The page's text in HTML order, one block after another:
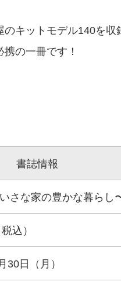
キットモデル140を収
の一冊です！
書誌情報
さな家の豊かな暮らし
込）
30日（月）